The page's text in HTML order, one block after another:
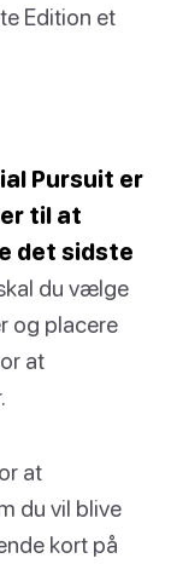
Edition et
Pursuit er
til at
det sidste
du vælge
og placere
at
at
du vil blive
kort på